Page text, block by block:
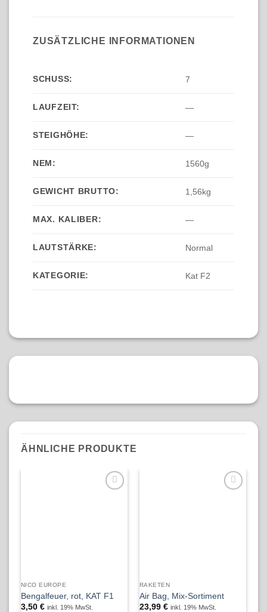
ZUSÄTZLICHE INFORMATIONEN
SCHUSS: 7
LAUFZEIT: —
STEIGHÖHE: —
NEM: 1560g
GEWICHT BRUTTO: 1,56kg
MAX. KALIBER: —
LAUTSTÄRKE: Normal
KATEGORIE: Kat F2
ÄHNLICHE PRODUKTE
NICO EUROPE
Bengalfeuer, rot, KAT F1
3,50 € inkl. 19% MwSt.
RAKETEN
Air Bag, Mix-Sortiment
23,99 € inkl. 19% MwSt.